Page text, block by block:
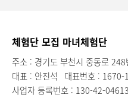
체험단 모집 마녀체험단
주소 : 경기도 부천시 중동로
대표 : 안진석 대표번호 : 1670-
사업자 등록번호 : 130-42-04613